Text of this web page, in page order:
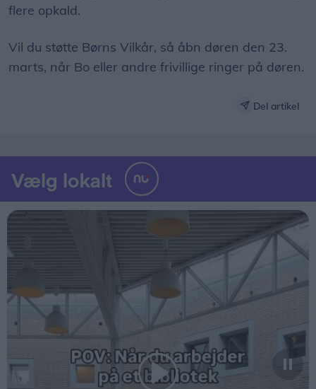
flere opkald.
Vil du støtte Børns Vilkår, så åbn døren den 23.
marts, når Bo eller andre frivillige ringer på døren.
Del artikel